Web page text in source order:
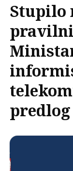
Stupilo
predlog